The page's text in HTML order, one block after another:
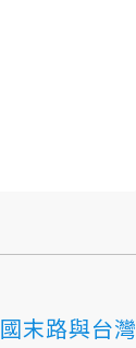
末路與台灣